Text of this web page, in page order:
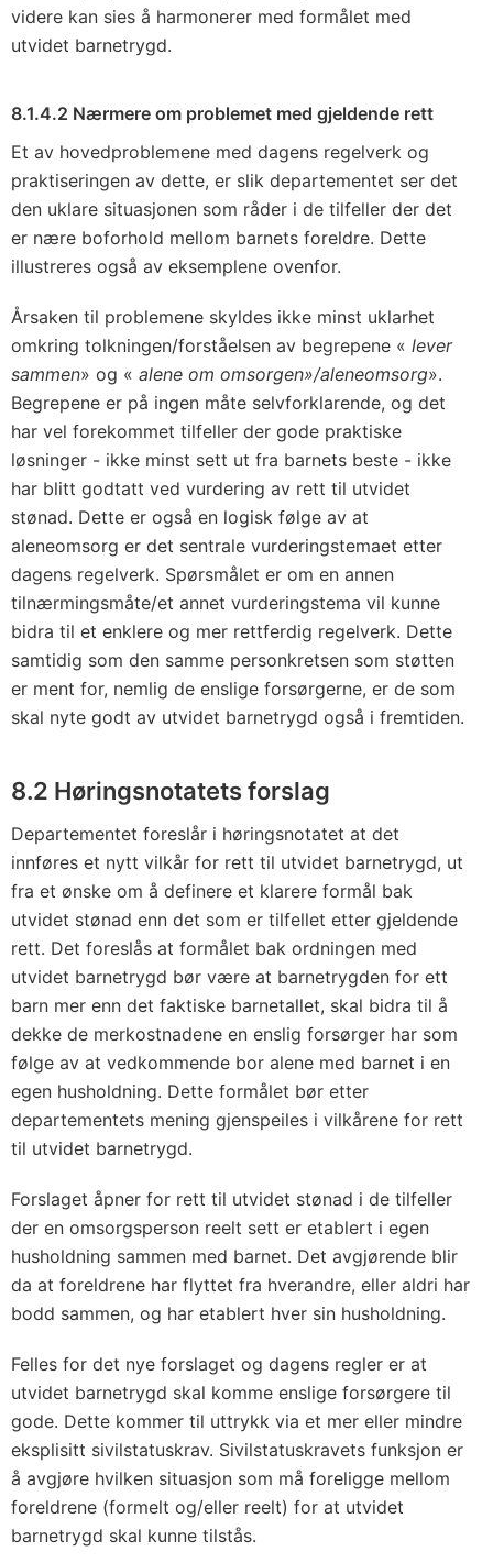
videre kan sies å harmonerer med formålet med
utvidet barnetrygd.
8.1.4.2 Nærmere om problemet med gjeldende rett
Et av hovedproblemene med dagens regelverk og
praktiseringen av dette, er slik departementet ser det
den uklare situasjonen som råder i de tilfeller der det
er nære boforhold mellom barnets foreldre. Dette
illustreres også av eksemplene ovenfor.
Årsaken til problemene skyldes ikke minst uklarhet
omkring tolkningen/forståelsen av begrepene « lever
sammen» og « alene om omsorgen»/aleneomsorg».
Begrepene er på ingen måte selvforklarende, og det
har vel forekommet tilfeller der gode praktiske
løsninger - ikke minst sett ut fra barnets beste - ikke
har blitt godtatt ved vurdering av rett til utvidet
stønad. Dette er også en logisk følge av at
aleneomsorg er det sentrale vurderingstemaet etter
dagens regelverk. Spørsmålet er om en annen
tilnærmingsmåte/et annet vurderingstema vil kunne
bidra til et enklere og mer rettferdig regelverk. Dette
samtidig som den samme personkretsen som støtten
er ment for, nemlig de enslige forsørgerne, er de som
skal nyte godt av utvidet barnetrygd også i fremtiden.
8.2 Høringsnotatets forslag
Departementet foreslår i høringsnotatet at det
innføres et nytt vilkår for rett til utvidet barnetrygd, ut
fra et ønske om å definere et klarere formål bak
utvidet stønad enn det som er tilfellet etter gjeldende
rett. Det foreslås at formålet bak ordningen med
utvidet barnetrygd bør være at barnetrygden for ett
barn mer enn det faktiske barnetallet, skal bidra til å
dekke de merkostnadene en enslig forsørger har som
følge av at vedkommende bor alene med barnet i en
egen husholdning. Dette formålet bør etter
departementets mening gjenspeiles i vilkårene for rett
til utvidet barnetrygd.
Forslaget åpner for rett til utvidet stønad i de tilfeller
der en omsorgsperson reelt sett er etablert i egen
husholdning sammen med barnet. Det avgjørende blir
da at foreldrene har flyttet fra hverandre, eller aldri har
bodd sammen, og har etablert hver sin husholdning.
Felles for det nye forslaget og dagens regler er at
utvidet barnetrygd skal komme enslige forsørgere til
gode. Dette kommer til uttrykk via et mer eller mindre
eksplisitt sivilstatuskrav. Sivilstatuskravets funksjon er
å avgjøre hvilken situasjon som må foreligge mellom
foreldrene (formelt og/eller reelt) for at utvidet
barnetrygd skal kunne tilstås.